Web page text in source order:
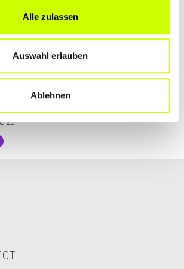
Alle zulassen
Auswahl erlauben
Ablehnen
großartige Gelegenheit, nicht nur neue
sondern auch schöne Momente mit
zu